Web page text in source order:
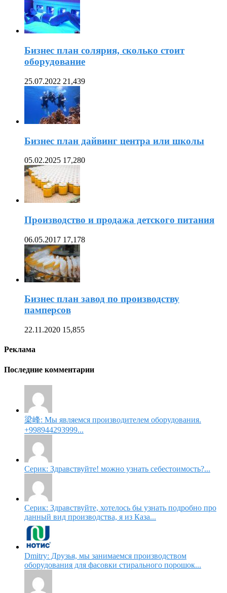
Бизнес план солярия, сколько стоит
оборудование
25.07.2022 21,439
Бизнес план дайвинг центра или школы
05.02.2025 17,280
Производство и продажа детского питания
06.05.2017 17,178
Бизнес план завод по производству
памперсов
22.11.2020 15,855
Реклама
Последние комментарии
梁峰: Мы являемся производителем оборудования.
+998944293999...
Серик: Здравствуйте! можно узнать себестоимость?...
Серик: Здравствуйте, хотелось бы узнать подробно про
данный вид производства, я из Каза...
Dmitry: Друзья, мы занимаемся производством
оборудования для фасовки стирального порошок...